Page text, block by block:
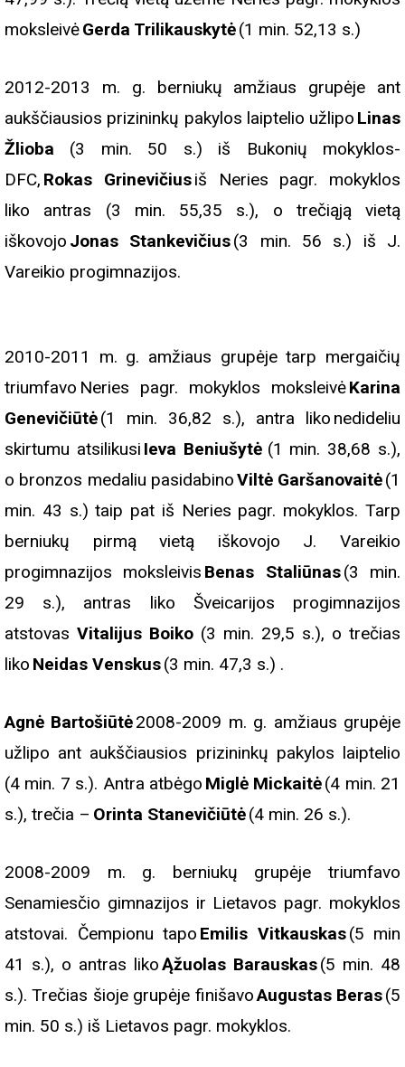
moksleivėGerda Trilikauskytė(1 min. 52,13 s.)
2012-2013 m. g. berniukų amžiaus grupėje ant
aukščiausios prizininkų pakylos laiptelio užlipo Linas
Žlioba (3 min. 50 s.) iš Bukonių mokyklos-
DFC, Rokas Grinevičiusiš Neries pagr. mokyklos
liko antras (3 min. 55,35 s.), o trečiąją vietą
iškovojo Jonas Stankevičius(3 min. 56 s.) iš J.
Vareikio progimnazijos.
2010-2011 m. g. amžiaus grupėje tarp mergaičių
triumfavo Neries pagr. mokyklos moksleivėKarina
Genevičiūtė(1 min. 36,82 s.), antra liko nedideliu
skirtumu atsilikusi Ieva Beniušytė (1 min. 38,68 s.),
o bronzos medaliu pasidabinoViltė Garšanovaitė(1
min. 43 s.) taip pat iš Neries pagr. mokyklos. Tarp
berniukų pirmą vietą iškovojo J. Vareikio
progimnazijos moksleivis Benas Staliūnas(3 min.
29 s.), antras liko Šveicarijos progimnazijos
atstovas Vitalijus Boiko (3 min. 29,5 s.), o trečias
liko Neidas Venskus(3 min. 47,3 s.) .
Agnė Bartošiūtė2008-2009 m. g. amžiaus grupėje
užlipo ant aukščiausios prizininkų pakylos laiptelio
(4 min. 7 s.). Antra atbėgo Miglė Mickaitė(4 min. 21
s.), trečia – Orinta Stanevičiūtė(4 min. 26 s.).
2008-2009 m. g. berniukų grupėje triumfavo
Senamiesčio gimnazijos ir Lietavos pagr. mokyklos
atstovai. Čempionu tapo Emilis Vitkauskas(5 min
41 s.), o antras likoĄžuolas Barauskas(5 min. 48
s.). Trečias šioje grupėje finišavoAugustas Beras(5
min. 50 s.) iš Lietavos pagr. mokyklos.